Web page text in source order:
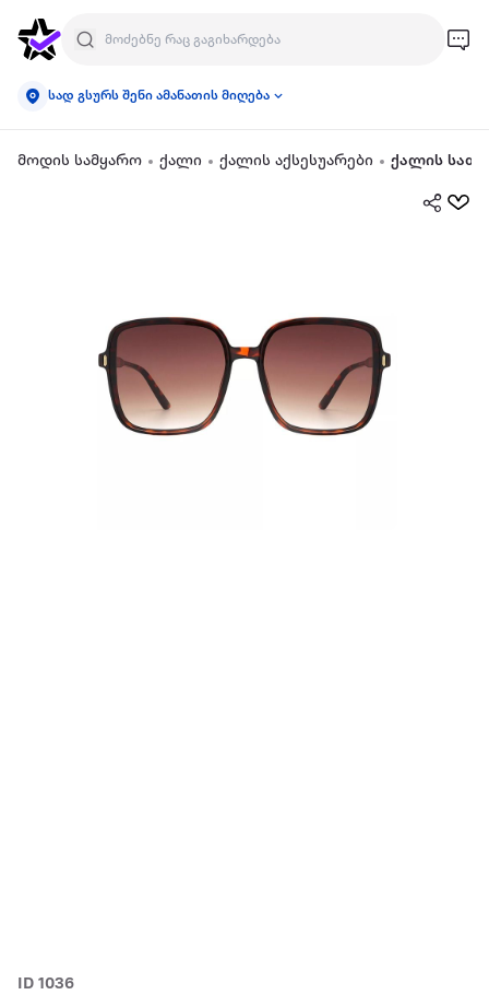
სად გსურს შენი ამანათის მიღება
მოდის სამყარო ქალი ქალის აქსესუარები ქალის
ID 1036